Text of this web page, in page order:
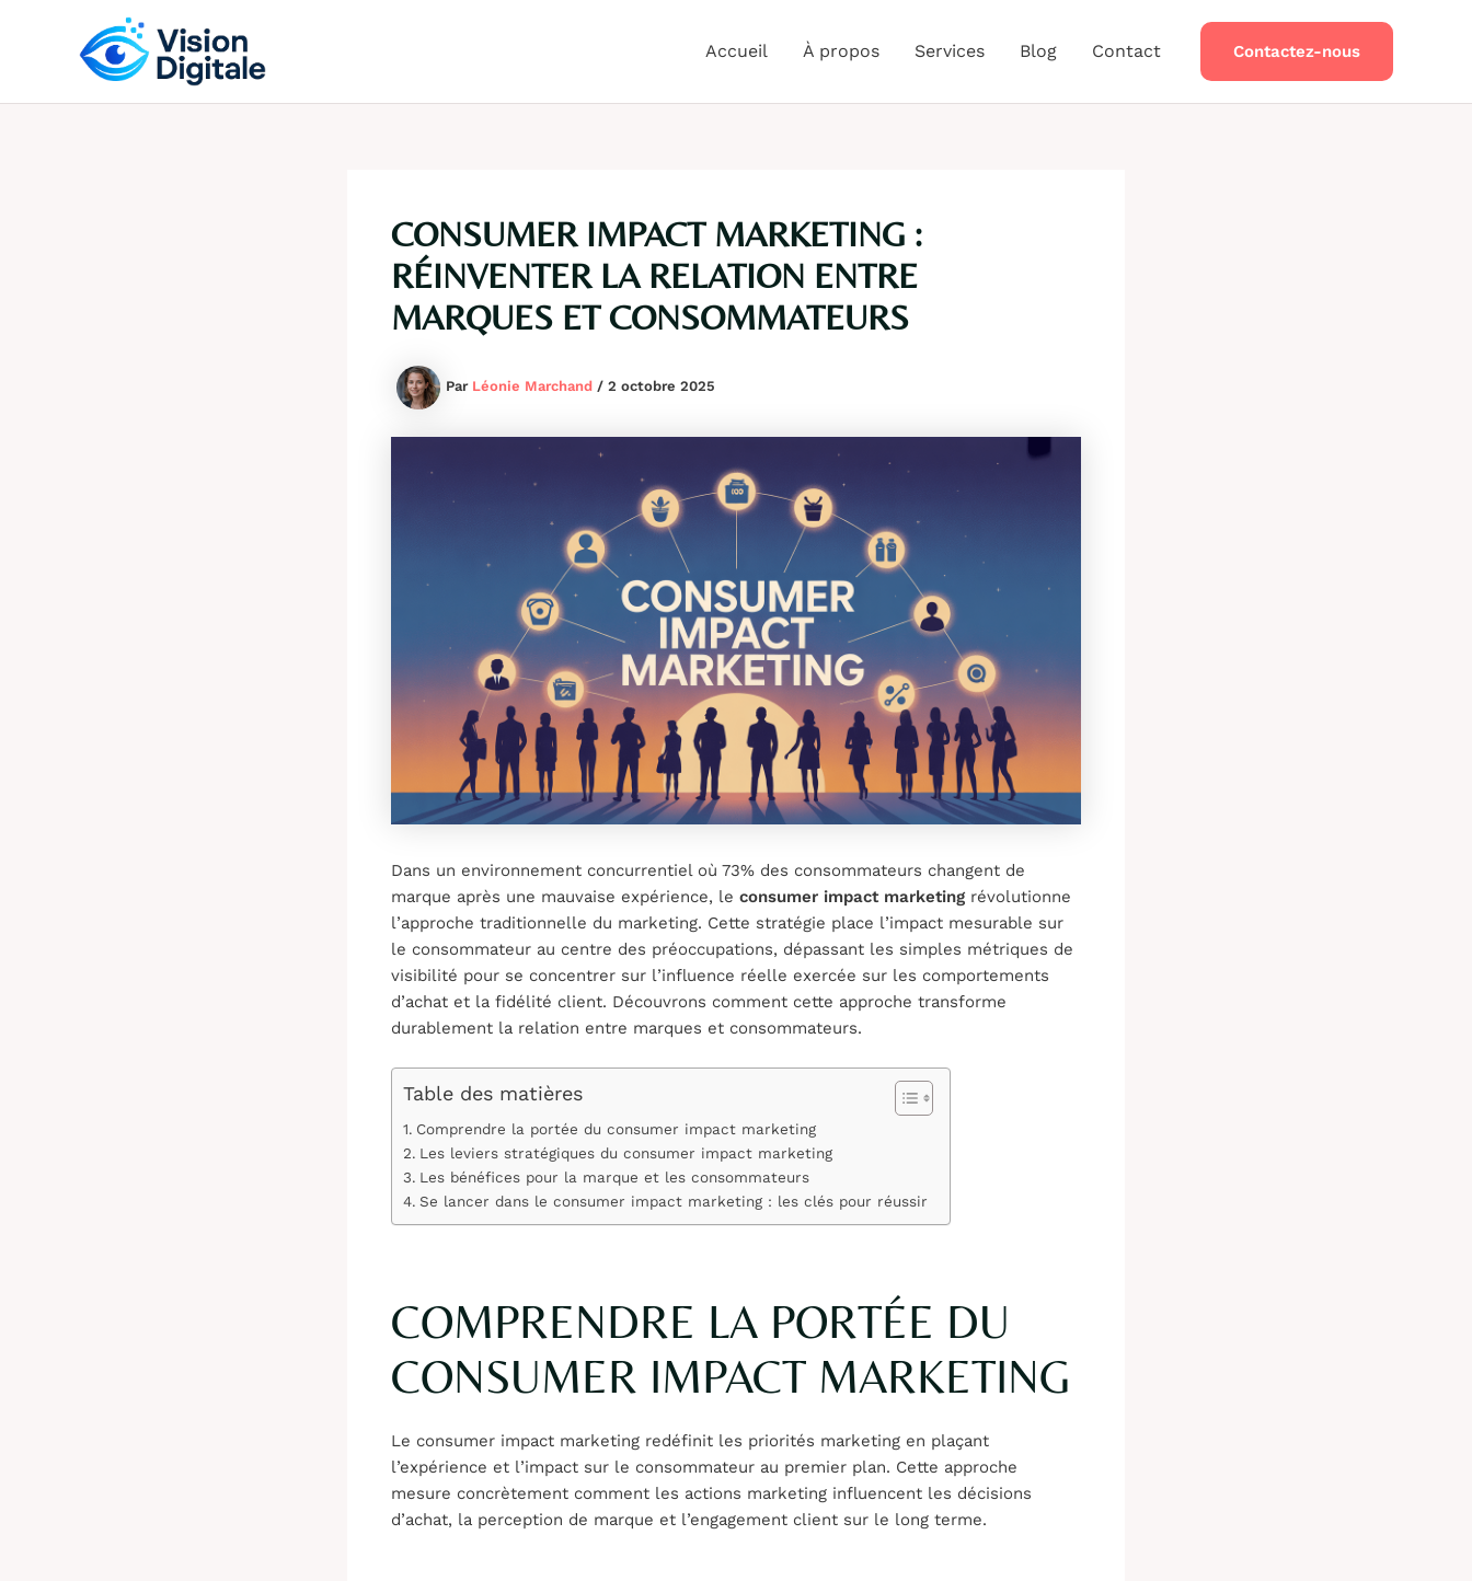
Accueil À propos Services Blog Contact Contactez-nous
CONSUMER IMPACT MARKETING :
RÉINVENTER LA RELATION ENTRE
MARQUES ET CONSOMMATEURS
Par Léonie Marchand / 2 octobre 2025
Dans un environnement concurrentiel où 73% des consommateurs changent de
marque après une mauvaise expérience, le consumer impact marketingrévolutionne
l’approche traditionnelle du marketing. Cette stratégie place l’impact mesurable sur
le consommateur au centre des préoccupations, dépassant les simples métriques de
visibilité pour se concentrer sur l’influence réelle exercée sur les comportements
d’achat et la fidélité client. Découvrons comment cette approche transforme
durablement la relation entre marques et consommateurs.
Table des matières
Comprendre la portée du consumer impact marketing
Les leviers stratégiques du consumer impact marketing
Les bénéfices pour la marque et les consommateurs
Se lancer dans le consumer impact marketing : les clés pour réussir
COMPRENDRE LA PORTÉE DU
CONSUMER IMPACT MARKETING
Le consumer impact marketing redéfinit les priorités marketing en plaçant
l’expérience et l’impact sur le consommateur au premier plan. Cette approche
mesure concrètement comment les actions marketing influencent les décisions
d’achat, la perception de marque et l’engagement client sur le long terme.